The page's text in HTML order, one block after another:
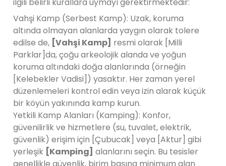
Vahşi Kamp (Serbest Kamp): Uzak, koruma
altında olmayan alanlarda yaygın olarak tolere
edilse de, [Vahşi Kamp] resmi olarak [Milli
Parklar]da, çoğu arkeolojik alanda ve yoğun
koruma altındaki doğa alanlarında (örneğin
[Kelebekler Vadisi]) yasaktır. Her zaman yerel
düzenlemeleri kontrol edin veya izin alarak küçük
bir köyün yakınında kamp kurun.
Yetkili Kamp Alanları (Kamping): Konfor,
güvenilirlik ve hizmetlere (su, tuvalet, elektrik,
güvenlik) erişim için [Çubucak] veya [Aktur] gibi
yerleşik [Kamping] alanlarını seçin. Bu tesisler
genellikle güvenlik, birim başına minimum alan